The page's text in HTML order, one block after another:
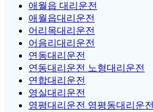
애월읍 대리운전
애월읍대리운전
어리목대리운전
어음리대리운전
연동대리운전
연동대리운전 노형대리운전
연합대리운전
영실대리운전
영평대리운전 영평동대리운전